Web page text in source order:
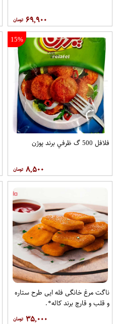
۶۹,۹۰۰
15%
فلافل 500 گ ظرفي برند پوژن
۸,۵۰۰
ناگت مرغ خانگی فله ایی طرح ستاره
و قلب و قارچ برند کاله*.
۳۵,۰۰۰